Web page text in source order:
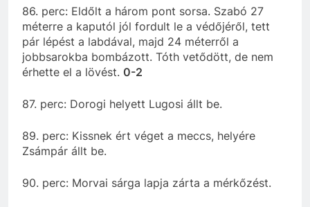
86. perc: Eldőlt a három pont sorsa. Szabó 27
méterre a kaputól jól fordult le a védőjéről, tett
pár lépést a labdával, majd 24 méterről a
jobbsarokba bombázott. Tóth vetődött, de nem
érhette el a lövést. 0-2
87. perc: Dorogi helyett Lugosi állt be.
89. perc: Kissnek ért véget a meccs, helyére
Zsámpár állt be.
90. perc: Morvai sárga lapja zárta a mérkőzést.